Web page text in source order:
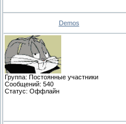
Demos
Группа: Постоянные участники
Сообщений: 540
Статус: Оффлайн